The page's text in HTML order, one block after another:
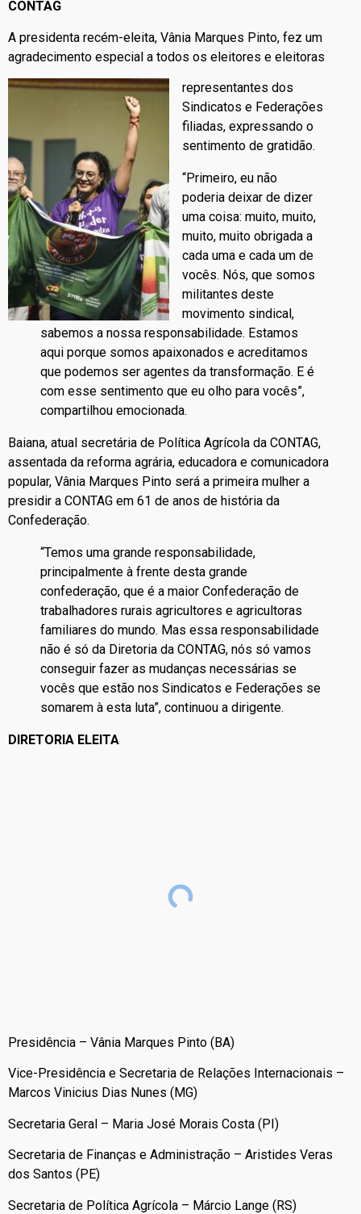
CONTAG
A presidenta recém-eleita, Vânia Marques Pinto, fez um
agradecimento especial a todos os eleitores e eleitoras
representantes dos
Sindicatos e Federações
filiadas, expressando o
sentimento de gratidão.
“Primeiro, eu não
poderia deixar de dizer
uma coisa: muito, muito,
muito, muito obrigada a
cada uma e cada um de
vocês. Nós, que somos
militantes deste
movimento sindical,
sabemos a nossa responsabilidade. Estamos
aqui porque somos apaixonados e acreditamos
que podemos ser agentes da transformação. E é
com esse sentimento que eu olho para vocês”,
compartilhou emocionada.
Baiana, atual secretária de Política Agrícola da CONTAG,
assentada da reforma agrária, educadora e comunicadora
popular, Vânia Marques Pinto será a primeira mulher a
presidir a CONTAG em 61 de anos de história da
Confederação.
“Temos uma grande responsabilidade,
principalmente à frente desta grande
confederação, que é a maior Confederação de
trabalhadores rurais agricultores e agricultoras
familiares do mundo. Mas essa responsabilidade
não é só da Diretoria da CONTAG, nós só vamos
conseguir fazer as mudanças necessárias se
vocês que estão nos Sindicatos e Federações se
somarem à esta luta”, continuou a dirigente.
DIRETORIA ELEITA
Presidência – Vânia Marques Pinto (BA)
Vice-Presidência e Secretaria de Relações Internacionais –
Marcos Vinicius Dias Nunes (MG)
Secretaria Geral – Maria José Morais Costa (PI)
Secretaria de Finanças e Administração – Aristides Veras
dos Santos (PE)
Secretaria de Política Agrícola – Márcio Lange (RS)